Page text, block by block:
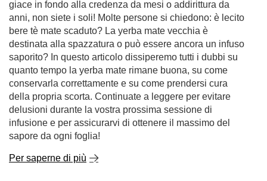
bere tè mate scaduto? La yerba mate vecchia è
destinata alla spazzatura o può essere ancora un infuso
saporito? In questo articolo dissiperemo tutti i dubbi su
quanto tempo la yerba mate rimane buona, su come
conservarla correttamente e su come prendersi cura
della propria scorta. Continuate a leggere per evitare
delusioni durante la vostra prossima sessione di
infusione e per assicurarvi di ottenere il massimo del
sapore da ogni foglia!
Per saperne di più